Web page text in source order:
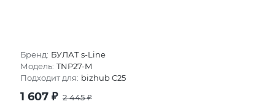
Бренд: БУЛАТ s-Line
Модель: TNP27-M
Подходит для: bizhub C25
1 607 ₽ 2 445₽